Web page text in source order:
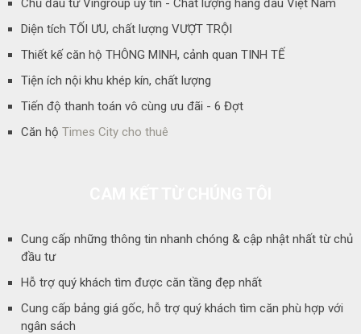
Chủ đầu tư Vingroup uy tín - Chất lượng hàng đầu Việt Nam
Diện tích TỐI ƯU, chất lượng VƯỢT TRỘI
Thiết kế căn hộ THÔNG MINH, cảnh quan TINH TẾ
Tiện ích nội khu khép kín, chất lượng
Tiến độ thanh toán vô cùng ưu đãi - 6 Đợt
Căn hộ Times City cho thuê
Cung cấp những thông tin nhanh chóng & cập nhật nhất từ chủ
đầu tư
Hỗ trợ quý khách tìm được căn tầng đẹp nhất
Cung cấp bảng giá gốc, hỗ trợ quý khách tìm căn phù hợp với
ngân sách